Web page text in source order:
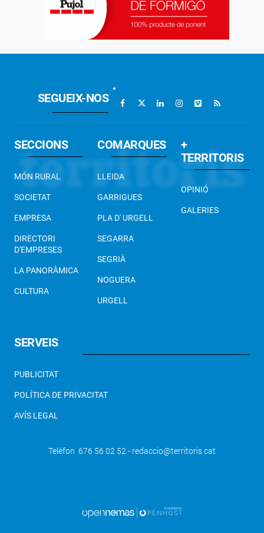
SEGUEIX-NOS
SECCIONS
MÓN RURAL
SOCIETAT
EMPRESA
DIRECTORI
D'EMPRESES
LA PANORÀMICA
CULTURA
COMARQUES
LLEIDA
GARRIGUES
PLA D' URGELL
SEGARRA
SEGRIÀ
NOGUERA
URGELL
+
TERRITORIS
OPINIÓ
GALERIES
SERVEIS
PUBLICITAT
POLÍTICA DE PRIVACITAT
AVÍS LEGAL
Telèfon 676 56 02 52 - redaccio@territoris.cat